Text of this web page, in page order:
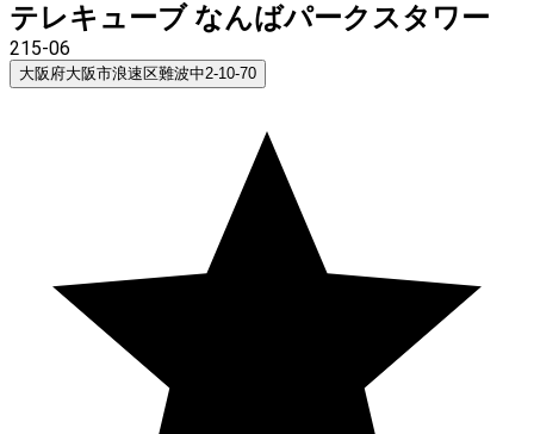
テレキューブ なんばパークスタワー
215-06
大阪府大阪市浪速区難波中2-10-70